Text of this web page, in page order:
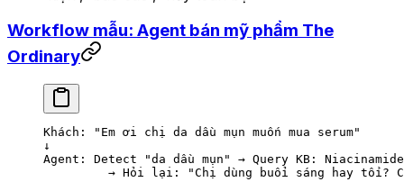
Workflow mẫu: Agent bán mỹ phẩm The
Ordinary
Khách: "Em ơi chị da dầu mụn muốn mua serum"
↓
Agent: Detect "da dầu mụn" → Query KB:
→ Hỏi lại: "Chị dùng buổi sáng hay tối?